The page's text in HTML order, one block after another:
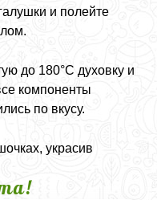
и полейте
до 180°C духовку и
компоненты
по вкусу.
украсив